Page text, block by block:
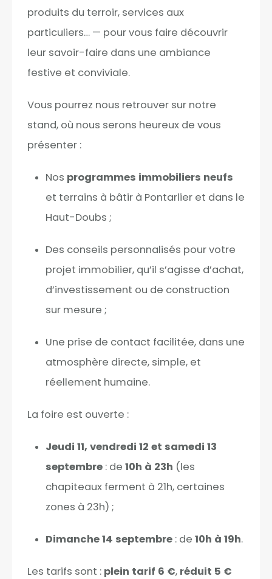
produits du terroir, services aux
particuliers… — pour vous faire découvrir
leur savoir-faire dans une ambiance
festive et conviviale.
Vous pourrez nous retrouver sur notre
stand, où nous serons heureux de vous
présenter :
Nos programmes immobiliers neufs
et terrains à bâtir à Pontarlier et dans le
Haut-Doubs ;
Des conseils personnalisés pour votre
projet immobilier, qu’il s’agisse d’achat,
d’investissement ou de construction
sur mesure ;
Une prise de contact facilitée, dans une
atmosphère directe, simple, et
réellement humaine.
La foire est ouverte :
Jeudi 11, vendredi 12 et samedi 13
septembre : de 10h à 23h (les
chapiteaux ferment à 21h, certaines
zones à 23h) ;
Dimanche 14 septembre : de 10h à 19h.
Les tarifs sont : plein tarif 6 €, réduit 5 €